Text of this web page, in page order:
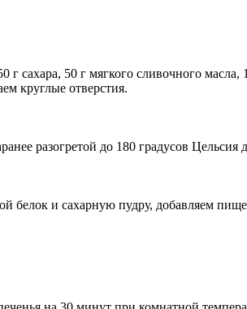
г сахара, 50 г мягкого сливочного
круглые отверстия.
разогретой до 180 градусов Цельсия
и сахарную пудру, добавляем